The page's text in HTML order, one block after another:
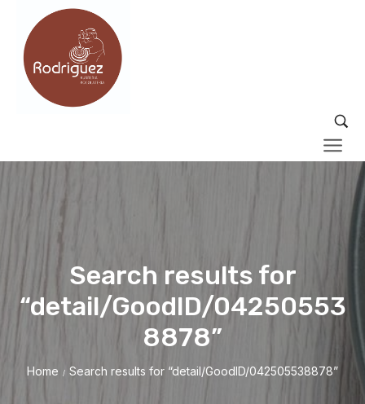
Search results for
“detail/GoodID/04250553
8878”
Home / Search results for “detail/GoodID/042505538878”